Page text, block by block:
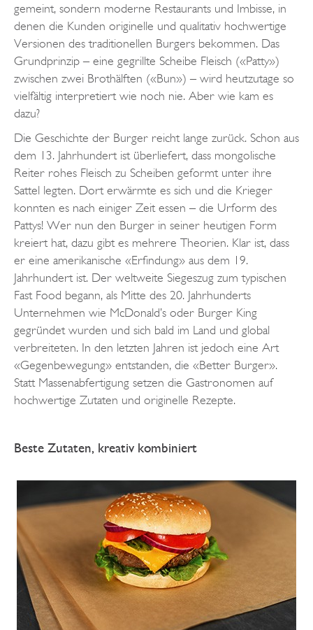
gemeint, sondern moderne Restaurants und Imbisse, in
denen die Kunden originelle und qualitativ hochwertige
Versionen des traditionellen Burgers bekommen. Das
Grundprinzip – eine gegrillte Scheibe Fleisch («Patty»)
zwischen zwei Brothälften («Bun») – wird heutzutage so
vielfältig interpretiert wie noch nie. Aber wie kam es
dazu?
Die Geschichte der Burger reicht lange zurück. Schon aus
dem 13. Jahrhundert ist überliefert, dass mongolische
Reiter rohes Fleisch zu Scheiben geformt unter ihre
Sattel legten. Dort erwärmte es sich und die Krieger
konnten es nach einiger Zeit essen – die Urform des
Pattys! Wer nun den Burger in seiner heutigen Form
kreiert hat, dazu gibt es mehrere Theorien. Klar ist, dass
er eine amerikanische «Erfindung» aus dem 19.
Jahrhundert ist. Der weltweite Siegeszug zum typischen
Fast Food begann, als Mitte des 20. Jahrhunderts
Unternehmen wie McDonald’s oder Burger King
gegründet wurden und sich bald im Land und global
verbreiteten. In den letzten Jahren ist jedoch eine Art
«Gegenbewegung» entstanden, die «Better Burger».
Statt Massenabfertigung setzen die Gastronomen auf
hochwertige Zutaten und originelle Rezepte.
Beste Zutaten, kreativ kombiniert